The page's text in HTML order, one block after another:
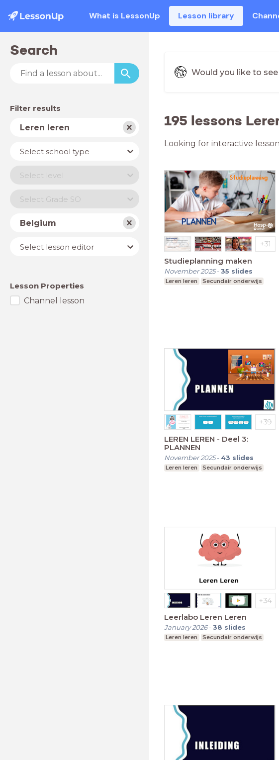
What is LessonUp Lesson library
Search
Filter results
Subject
Leren leren
School
type
Select school type
Level
Select level
YearSelect Grade SO
Country
Belgium
Lesson
editor
Select lesson editor
Lesson Properties
Channel lesson
Would you like to
195 lessons
Looking for interactive
Studieplanning maken
November 2025-35 slides
Leren leren Secundair onderwijs
LEREN LEREN - Deel 3:
PLANNEN
November 2025- 43 slides
Leren leren Secundair onderwijs
Leerlabo Leren Leren
January 2026-38 slides
Leren leren Secundair onderwijs